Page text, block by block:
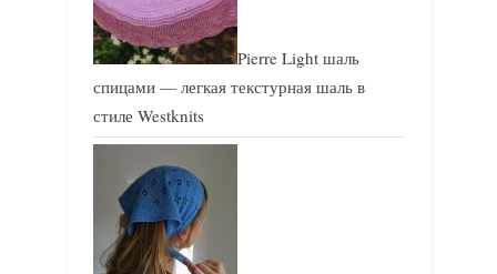
Pierre Light шаль
спицами — легкая текстурная шаль в
стиле Westknits